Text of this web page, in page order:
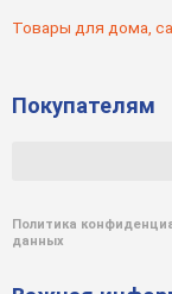
Товары для дома,
Покупателям
Политика
данных